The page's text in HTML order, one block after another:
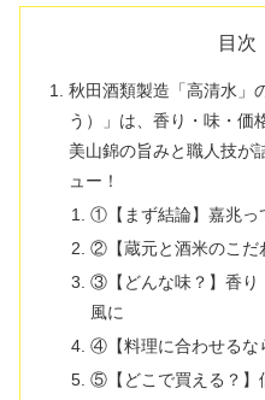
目次
秋田酒類製造「高清水」
う）」は、香り・味・価
美山錦の旨みと職人技が
ュー！
①【まず結論】嘉兆っ
②【蔵元と酒米のこだ
③【どんな味？】香り
風に
④【料理に合わせるな
⑤【どこで買える？】